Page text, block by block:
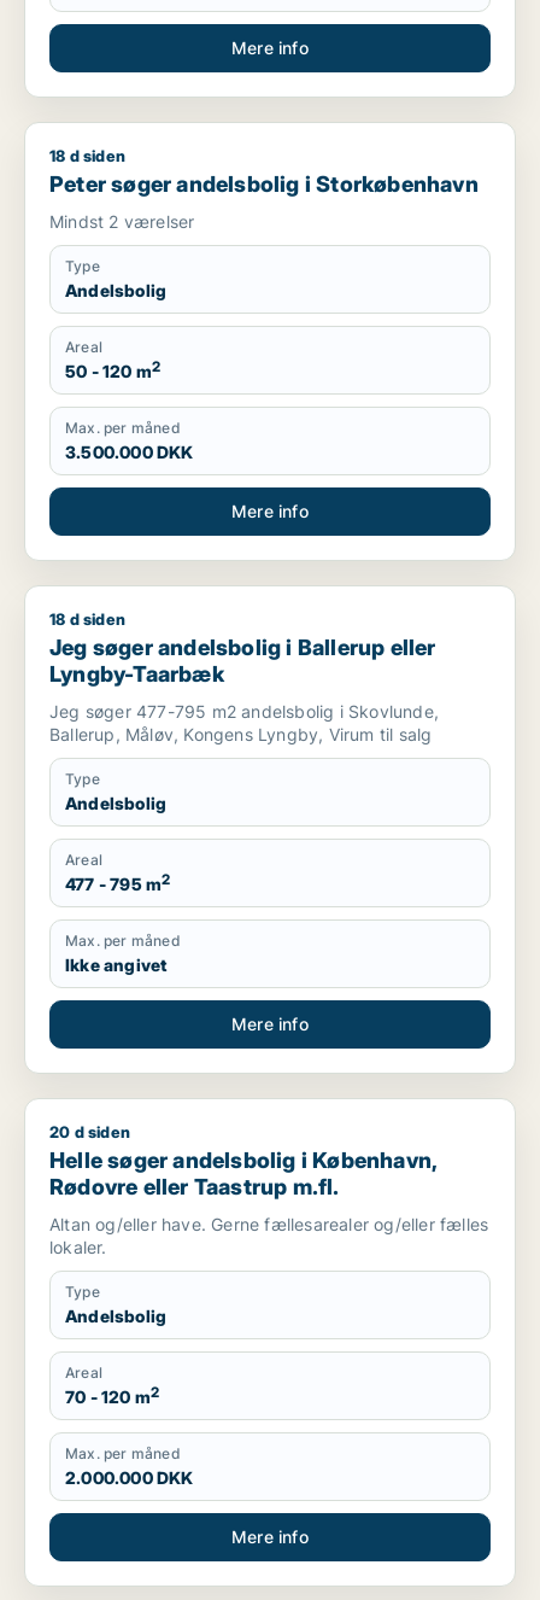
Mere info
Peter søger andelsbolig i Storkøbenhavn
18 d siden
Peter søger andelsbolig i Storkøbenhavn
Mindst 2 værelser
Type
Andelsbolig
Areal
50 - 120 m2
Max. per måned
3.500.000 DKK
Mere info
Jeg søger andelsbolig i Ballerup eller Lyngby-Taarbæk
18 d siden
Jeg søger andelsbolig i Ballerup eller
Lyngby-Taarbæk
Jeg søger 477-795 m2 andelsbolig i Skovlunde,
Ballerup, Måløv, Kongens Lyngby, Virum til salg
Type
Andelsbolig
Areal
477 - 795 m2
Max. per måned
Ikke angivet
Mere info
Helle søger andelsbolig i København, Rødovre eller
20 d siden
Helle søger andelsbolig i København,
Rødovre eller Taastrup m.fl.
Altan og/eller have. Gerne fællesarealer og/eller fælles
lokaler.
Type
Andelsbolig
Areal
70 - 120 m2
Max. per måned
2.000.000 DKK
Mere info